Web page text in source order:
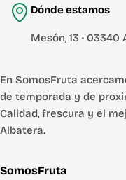
Dónde estamos
Mesón, 13 ·
En SomosFruta
de temporada y de
Calidad, frescura y el
Albatera.
SomosFruta